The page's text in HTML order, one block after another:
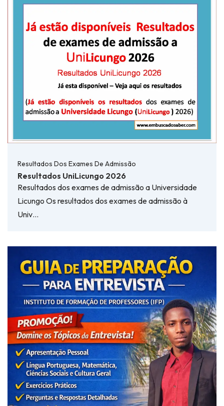
Resultados Dos Exames De Admissão
Resultados UniLicungo 2026
Resultados dos exames de admissão a Universidade
Licungo Os resultados dos exames de admissão à
Univ…